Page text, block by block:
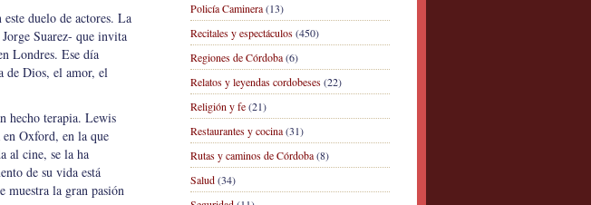
Policía Caminera(13)
Recitales y espectáculos(450)
Regiones de Córdoba(6)
Relatos y leyendas cordobeses(22)
Religión y fe(21)
Restaurantes y cocina(31)
Rutas y caminos de Córdoba(8)
Salud(34)
este duelo de actores. La
Suarez- que invita
Londres. Ese día
de Dios, el amor, el
hecho terapia. Lewis
Oxford, en la que
al cine, se la ha
de su vida está
muestra la gran pasión